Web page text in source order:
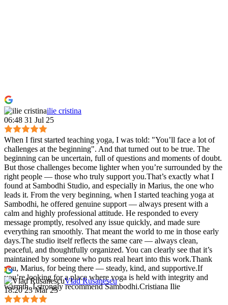
ilie cristina
06:48 31 Jul 25
When I first started teaching yoga, I was told: "You’ll face a lot of
challenges at the beginning". And that turned out to be true. The
beginning can be uncertain, full of questions and moments of doubt.
But those challenges become lighter when you’re surrounded by the
right people — those who truly support you.That’s exactly what I
found at Sambodhi Studio, and especially in Marius, the one who
leads it. From the very beginning, when I started teaching yoga at
Sambodhi, he offered genuine support — always present with a
calm and highly professional attitude. He responded to every
message promptly, resolved any issue quickly, and made sure
everything ran smoothly. That meant the world to me in those early
days.The studio itself reflects the same care — always clean,
peaceful, and thoughtfully organized. You can clearly see that it’s
maintained by someone who puts real heart into this work.Thank
you, Marius, for being there — steady, kind, and supportive.If
you’re looking for a place where yoga is held with integrity and
warmth, I strongly recommend Sambodhi.Cristiana Ilie
Vlad Rusanescu
18:20 23 Mar 25